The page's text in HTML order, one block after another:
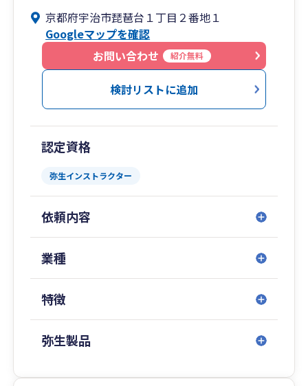
京都府宇治市琵琶台１丁目２番地１
Googleマップを確認
お問い合わせ
紹介無料
検討リストに追加
認定資格
弥生インストラクター
依頼内容
業種
特徴
弥生製品